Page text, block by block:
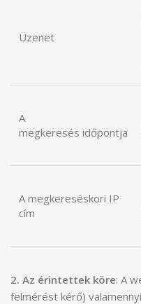
Üzenet
A
megkeresés időpontja
A megkereséskori IP
cím
2. Az érintettek köre: A
felmérést kérő)